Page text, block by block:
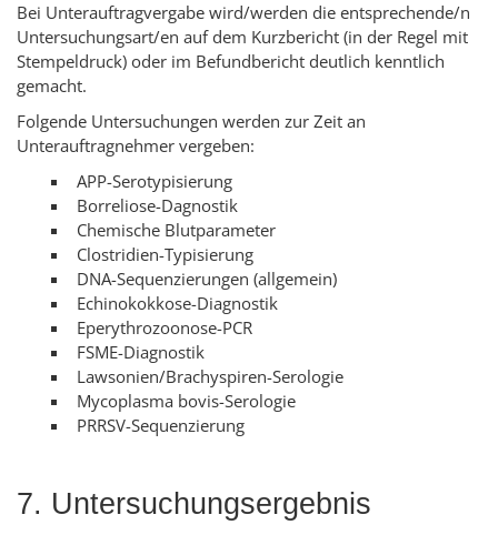
Bei Unterauftragvergabe wird/werden die entsprechende/n
Untersuchungsart/en auf dem Kurzbericht (in der Regel mit
Stempeldruck) oder im Befundbericht deutlich kenntlich
gemacht.
Folgende Untersuchungen werden zur Zeit an
Unterauftragnehmer vergeben:
APP-Serotypisierung
Borreliose-Dagnostik
Chemische Blutparameter
Clostridien-Typisierung
DNA-Sequenzierungen (allgemein)
Echinokokkose-Diagnostik
Eperythrozoonose-PCR
FSME-Diagnostik
Lawsonien/Brachyspiren-Serologie
Mycoplasma bovis-Serologie
PRRSV-Sequenzierung
7. Untersuchungsergebnis